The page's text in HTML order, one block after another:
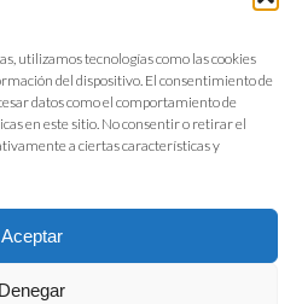
utilizamos tecnologías como las cookies
del dispositivo. El consentimiento de
datos como el comportamiento de
en este sitio. No consentir o retirar el
a ciertas características y
Aceptar
Denegar